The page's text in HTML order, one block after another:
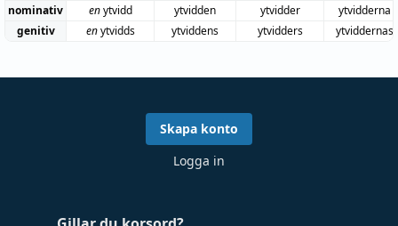
nominativ
enytvidd ytvidden ytvidder
ytvidderna
genitiv
enytvidds ytviddens ytvidders ytviddernas
Skapa konto
Logga in